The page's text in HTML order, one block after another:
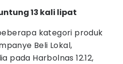
13 kali lipat
kategori produk
Beli Lokal,
pada Harbolnas 12.12,